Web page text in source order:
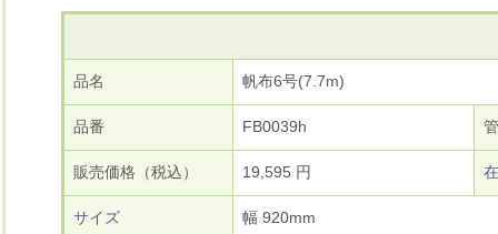
品名 帆布6号(7.7m)
品番 FB0039h
販売価格（税込） 19,595 円
サイズ 幅 920mm